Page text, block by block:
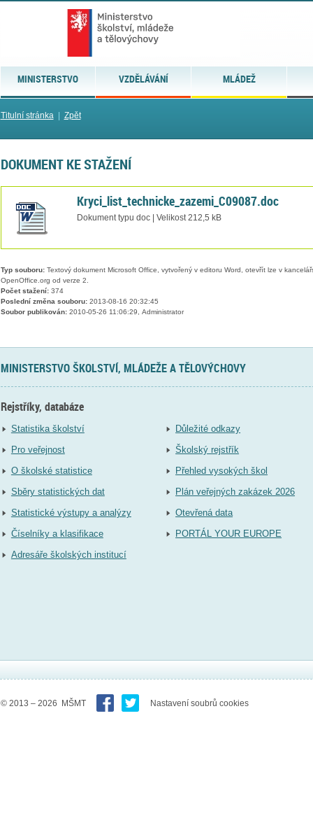
MINISTERSTVO VZDĚLÁVÁNÍ MLÁDEŽ
Titulní stránka| Zpět
DOKUMENT KE STAŽENÍ
Kryci_list_technicke_zazemi_C09087.doc
Dokument typu doc | Velikost 212,5 kB
Typ souboru:Textový dokument Microsoft Office, vytvořený v editoru Word, otevřít lze v
OpenOffice.org od verze 2.
Počet stažení:374
Poslední změna souboru:2013-08-16 20:32:45
Soubor publikován:2010-05-26 11:06:29, Administrator
MINISTERSTVO ŠKOLSTVÍ, MLÁDEŽE A TĚLOVÝCHOVY
Rejstříky, databáze
Statistika školství
Pro veřejnost
O školské statistice
Sběry statistických dat
Statistické výstupy a analýzy
Číselníky a klasifikace
Adresáře školských institucí
Důležité odkazy
Školský rejstřík
Přehled vysokých škol
Plán veřejných zakázek 2026
Otevřená data
PORTÁL YOUR EUROPE
© 2013 – 2026 MŠMT Nastavení soubrů cookies